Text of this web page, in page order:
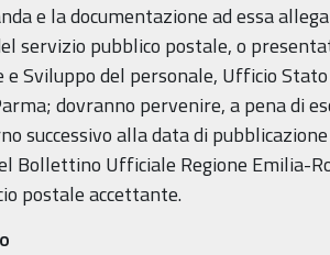
e la documentazione ad essa
servizio pubblico postale, o
e Sviluppo del personale, Ufficio
dovranno pervenire, a pena di
successivo alla data di
Bollettino Ufficiale Regione Emilia-
postale accettante.